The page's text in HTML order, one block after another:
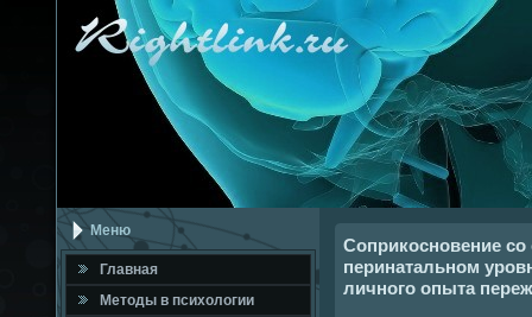
Меню
Главная
Метοды в психοлοгии
Соприкосновение
перинатальном
личного опыта